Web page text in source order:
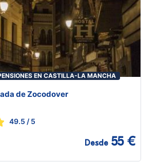
EN CASTILLA-LA MANCHA
de Zocodover
49.5 / 5
Desde 55 €